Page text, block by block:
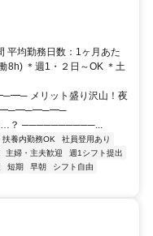
平均勤務日数：1ヶ月あた
8h) ＊週1・２日～OK ＊土
メリット盛り沢山！夜
？ ──────────...
扶養内勤務OK
社員登用あり
主婦・主夫歓迎
週1シフト提出
短期 早朝
シフト自由